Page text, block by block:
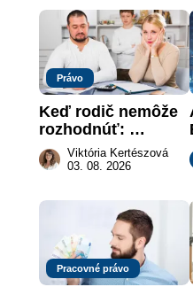
Právo
Keď rodič nemôže
rozhodnúť:
nahradenie prejavu
vôle súdom v
Viktória Kertészová
03. 08. 2026
Pracovné právo